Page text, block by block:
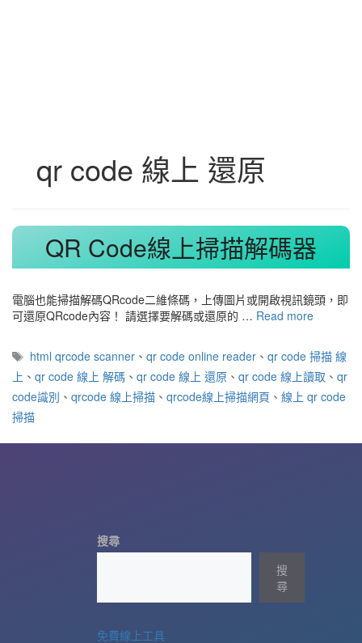
qr code 線上 還原
QR Code線上掃描解碼器
電腦也能掃描解碼QRcode二維條碼，上傳圖片或開啟視訊鏡頭，即
可還原QRcode內容！ 請選擇要解碼或還原的 … Read more
標
籤
html qrcode scanner 、qr code online reader 、qr code 掃描 線
上 、 qr code 線上 解碼 、 qr code 線上 還原 、 qr code 線上讀取 、 qr
code識別 、 qrcode 線上掃描 、 qrcode線上掃描網頁 、 線上 qr code
掃描
搜尋
搜
尋
免費線上工具